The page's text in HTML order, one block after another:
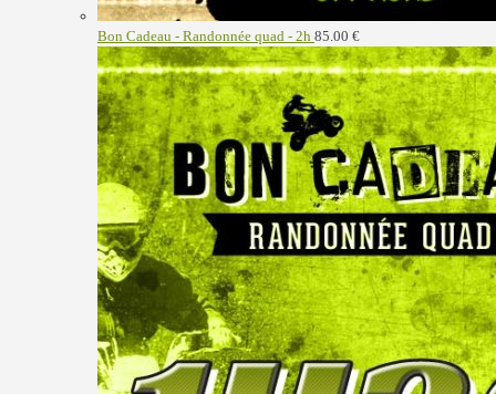
Bon Cadeau - Randonnée quad - 2h 85.00 €